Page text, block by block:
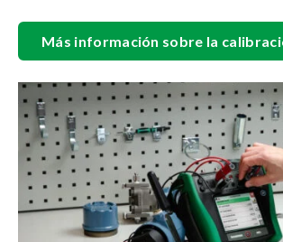
Más información sobre la